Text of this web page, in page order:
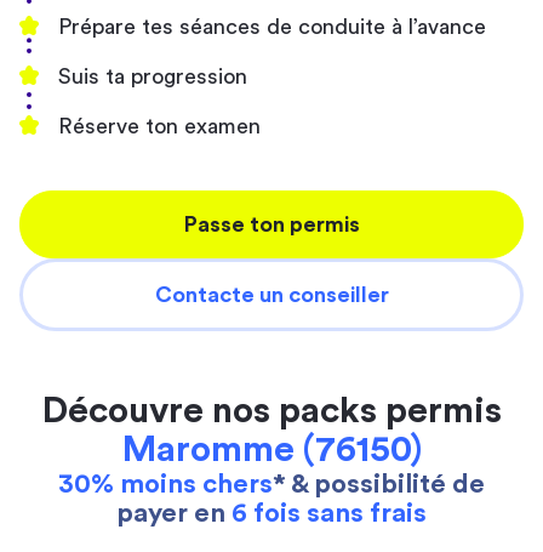
Prépare tes séances de conduite à l’avance
Suis ta progression
Réserve ton examen
Passe ton permis
Contacte un conseiller
Découvre nos packs permis
Maromme (76150)
30% moins chers* & possibilité de
payer en 6 fois sans frais